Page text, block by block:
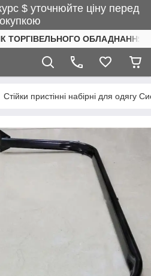
$ уточнюйте ціну перед
ТОРГІВЕЛЬНОГО ОБЛАДНАННЯ
Стійки пристінні набірні для одягу